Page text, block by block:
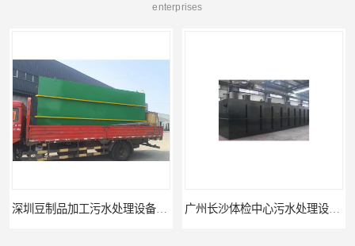
enterprises
深圳豆制品加工污水处理设备厂家 广州长沙体检中心污水处理设备厂家